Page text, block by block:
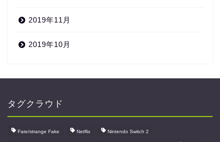
2019年11月
2019年10月
タグクラウド
Fate/strange Fake Netflix Nintendo Switch 2